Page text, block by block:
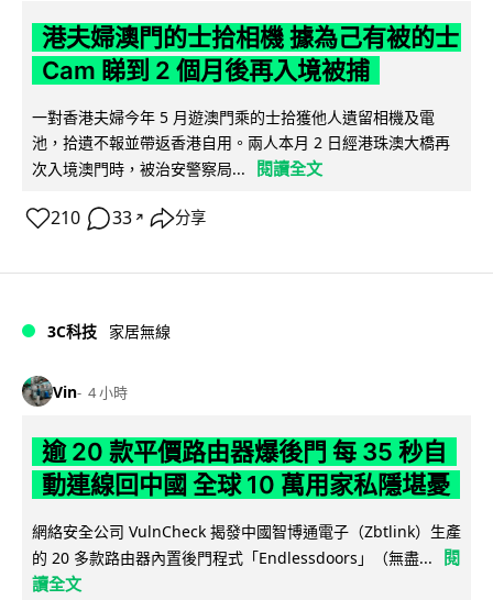
港夫婦澳門的士拾相機 據為己有被的士
Cam 睇到 2 個月後再入境被捕
一對香港夫婦今年 5 月遊澳門乘的士拾獲他人遺留相機及電
池，拾遺不報並帶返香港自用。兩人本月 2 日經港珠澳大橋再
次入境澳門時，被治安警察局...
閱讀全文
210 33 ↗ 分享
3C科技 家居無線
Vin 4 小時
逾 20 款平價路由器爆後門 每 35 秒自
動連線回中國 全球 10 萬用家私隱堪憂
網絡安全公司 VulnCheck 揭發中國智博通電子（Zbtlink）生產
的 20 多款路由器內置後門程式「Endlessdoors」（無盡...
閱
讀全文